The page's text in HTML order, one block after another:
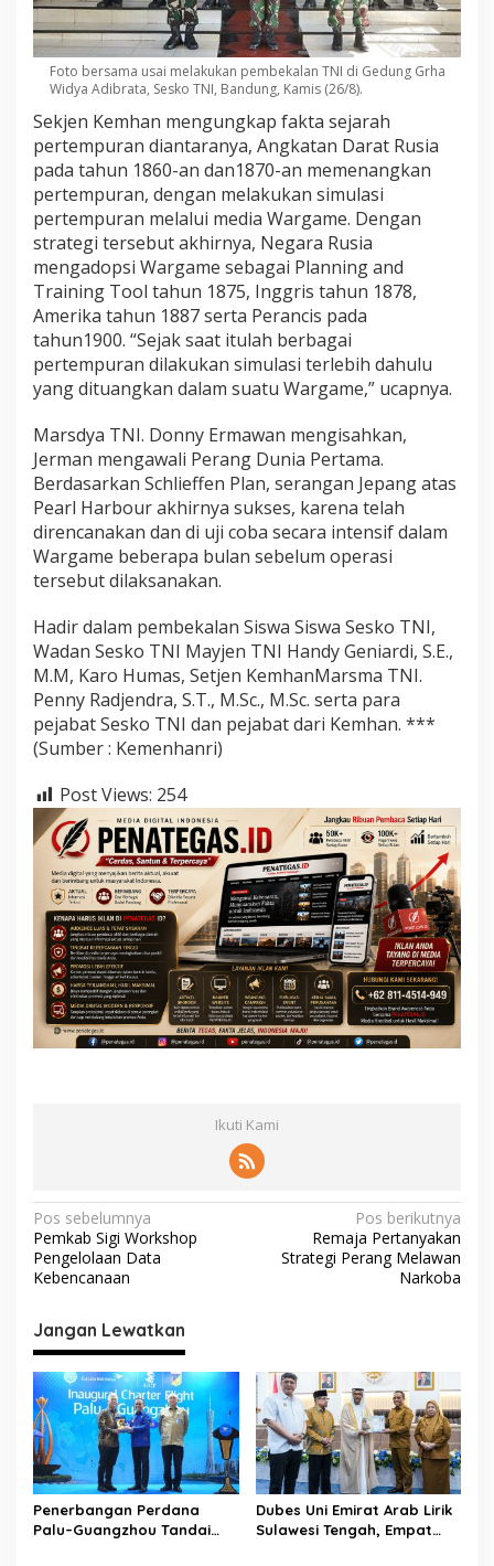
Foto bersama usai melakukan pembekalan TNI di Gedung Grha
Widya Adibrata, Sesko TNI, Bandung, Kamis (26/8).
Sekjen Kemhan mengungkap fakta sejarah
pertempuran diantaranya, Angkatan Darat Rusia
pada tahun 1860-an dan1870-an memenangkan
pertempuran, dengan melakukan simulasi
pertempuran melalui media Wargame. Dengan
strategi tersebut akhirnya, Negara Rusia
mengadopsi Wargame sebagai Planning and
Training Tool tahun 1875, Inggris tahun 1878,
Amerika tahun 1887 serta Perancis pada
tahun1900. “Sejak saat itulah berbagai
pertempuran dilakukan simulasi terlebih dahulu
yang dituangkan dalam suatu Wargame,” ucapnya.
Marsdya TNI. Donny Ermawan mengisahkan,
Jerman mengawali Perang Dunia Pertama.
Berdasarkan Schlieffen Plan, serangan Jepang atas
Pearl Harbour akhirnya sukses, karena telah
direncanakan dan di uji coba secara intensif dalam
Wargame beberapa bulan sebelum operasi
tersebut dilaksanakan.
Hadir dalam pembekalan Siswa Siswa Sesko TNI,
Wadan Sesko TNI Mayjen TNI Handy Geniardi, S.E.,
M.M, Karo Humas, Setjen KemhanMarsma TNI.
Penny Radjendra, S.T., M.Sc., M.Sc. serta para
pejabat Sesko TNI dan pejabat dari Kemhan. ***
(Sumber : Kemenhanri)
Post Views: 254
Ikuti Kami
N
a
v
i
g
a
s
i
p
o
s
Pos sebelumnya
Pemkab Sigi Workshop
Pengelolaan Data
Kebencanaan
Pos berikutnya
Remaja Pertanyakan
Strategi Perang Melawan
Narkoba
Jangan Lewatkan
Penerbangan Perdana
Palu–Guangzhou Tandai
Dubes Uni Emirat Arab Lirik
Sulawesi Tengah, Empat